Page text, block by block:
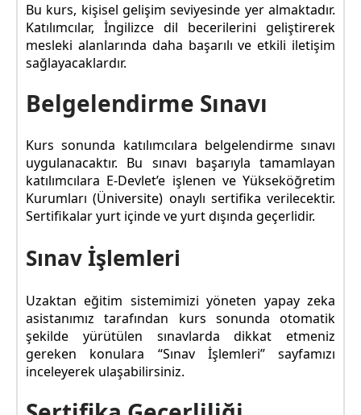
Bu kurs, kişisel gelişim seviyesinde yer almaktadır.
Katılımcılar, İngilizce dil becerilerini geliştirerek
mesleki alanlarında daha başarılı ve etkili iletişim
sağlayacaklardır.
Belgelendirme Sınavı
Kurs sonunda katılımcılara belgelendirme sınavı
uygulanacaktır. Bu sınavı başarıyla tamamlayan
katılımcılara E-Devlet’e işlenen ve Yükseköğretim
Kurumları (Üniversite) onaylı sertifika verilecektir.
Sertifikalar yurt içinde ve yurt dışında geçerlidir.
Sınav İşlemleri
Uzaktan eğitim sistemimizi yöneten yapay zeka
asistanımız tarafından kurs sonunda otomatik
şekilde yürütülen sınavlarda dikkat etmeniz
gereken konulara “Sınav İşlemleri” sayfamızı
inceleyerek ulaşabilirsiniz.